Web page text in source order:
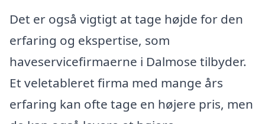
Det er også vigtigt at tage højde for den
erfaring og ekspertise, som
haveservicefirmaerne i Dalmose tilbyder.
Et veletableret firma med mange års
erfaring kan ofte tage en højere pris, men